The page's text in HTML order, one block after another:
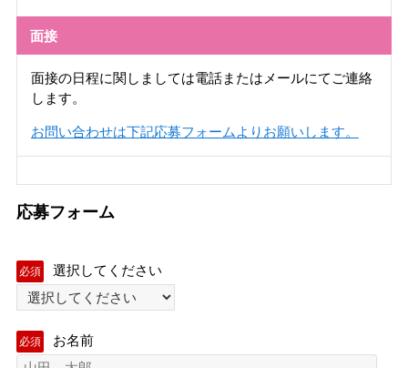
面接
面接の日程に関しましては電話またはメールにてご連絡
します。
お問い合わせは下記応募フォームよりお願いします。
応募フォーム
必須 選択してください
必須 お名前